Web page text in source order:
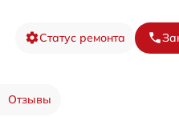
Статус ремонта
Отзывы